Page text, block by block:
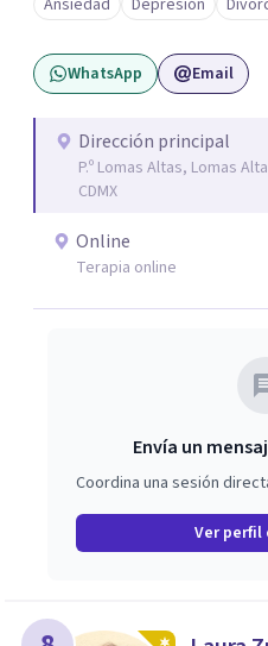
psicológico. Trabajo desde un enfoque integral que
combina la Psicología
Análisis Conductual y la
a personas que atraviesan
depresivos, agotamiento
negativos recurrentes o
emociones, integrando
evidencia con una
Ansiedad Depresión
WhatsApp Email
Dirección principal
P.º Lomas Altas, Lomas
CDMX
Online
Terapia online
Envía un
Coordina una sesión
Ver